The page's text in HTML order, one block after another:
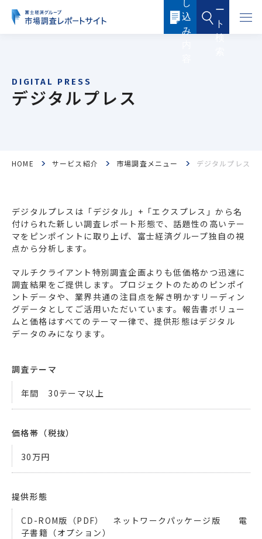
し
込
み
ー
ト
検
フード・フードサービス ヘルスケア
産業機器・制御機器 電子機器・電子部品
ICTソリューション・サービス
エネルギー 環境・社会・インフラ
建築・住宅 自動車・輸送
その他
デジタルプレス
HOME サービス紹介 市場調査メニュー デジタルプレス
デジタルプレスは「デジタル」+「エクスプレス」から名
付けられた新しい調査レポート形態で、話題性の高いテー
マをピンポイントに取り上げ、富士経済グループ独自の視
点から分析します。
マルチクライアント特別調査企画よりも低価格かつ迅速に
調査結果をご提供します。プロジェクトのためのピンポイ
ントデータや、業界共通の注目点を解き明かすリーディン
グデータとしてご活用いただいています。報告書ボリュー
ムと価格はすべてのテーマ一律で、提供形態はデジタル
データのみになります。
調査テーマ
年間 30テーマ以上
価格帯（税抜）
30万円
提供形態
CD-ROM版（PDF） ネットワークパッケージ版 電
子書籍（オプション）